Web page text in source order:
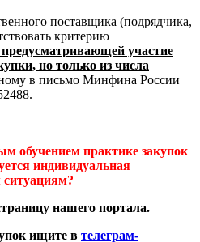
поставщика (подрядчика,
критерию
участие
но только из числа
в письмо Минфина России
обучением практике закупок
индивидуальная
нашего портала.
ищите в телеграм-